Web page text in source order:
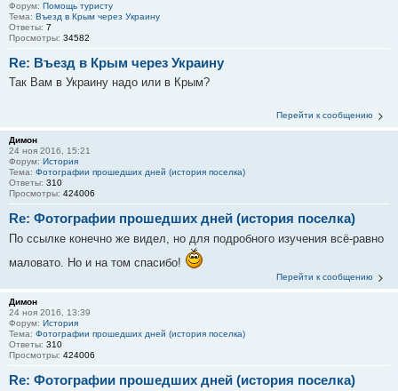
Форум: Помощь туристу
Тема: Въезд в Крым через Украину
Ответы: 7
Просмотры: 34582
Re: Въезд в Крым через Украину
Так Вам в Украину надо или в Крым?
Перейти к сообщению
Димон
24 ноя 2016, 15:21
Форум: История
Тема: Фотографии прошедших дней (история поселка)
Ответы: 310
Просмотры: 424006
Re: Фотографии прошедших дней (история поселка)
По ссылке конечно же видел, но для подробного изучения всё-равно
маловато. Но и на том спасибо!
Перейти к сообщению
Димон
24 ноя 2016, 13:39
Форум: История
Тема: Фотографии прошедших дней (история поселка)
Ответы: 310
Просмотры: 424006
Re: Фотографии прошедших дней (история поселка)